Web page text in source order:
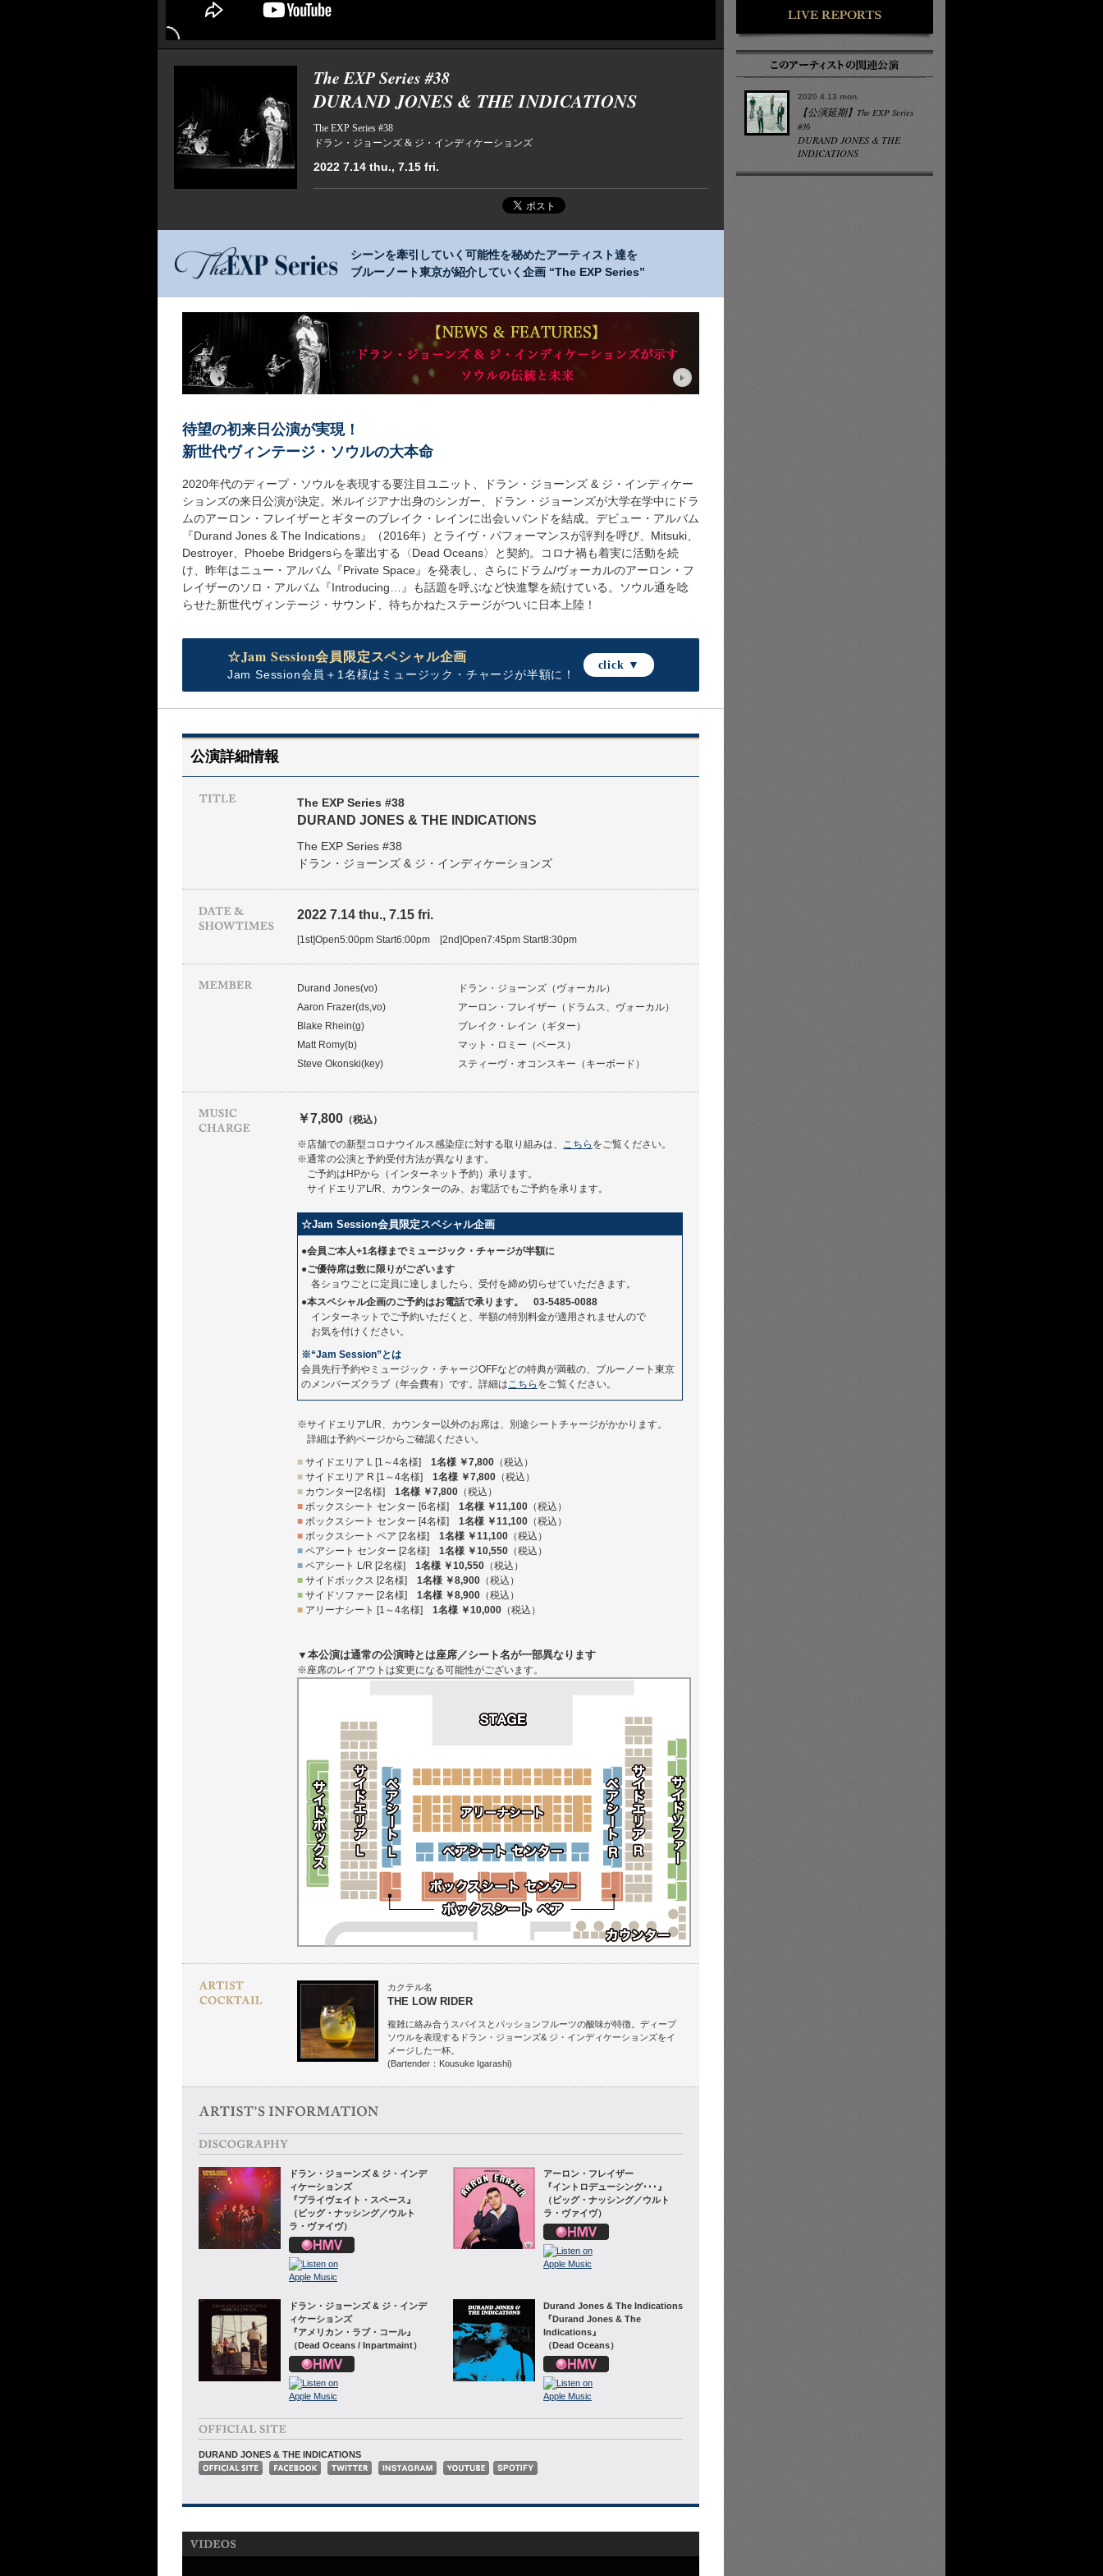
The EXP Series #38
DURAND JONES & THE INDICATIONS
The EXP Series #38
ドラン・ジョーンズ & ジ・インディケーションズ
2022 7.14 thu., 7.15 fri.
シーンを牽引していく可能性を秘めたアーティスト達を
ブルーノート東京が紹介していく企画 “The EXP Series”
待望の初来日公演が実現！
新世代ヴィンテージ・ソウルの大本命
2020年代のディープ・ソウルを表現する要注目ユニット、ドラン・ジョーンズ & ジ・インディケー
ションズの来日公演が決定。米ルイジアナ出身のシンガー、ドラン・ジョーンズが大学在学中にドラ
ムのアーロン・フレイザーとギターのブレイク・レインに出会いバンドを結成。デビュー・アルバム
『Durand Jones & The Indications』（2016年）とライヴ・パフォーマンスが評判を呼び、Mitsuki、
Destroyer、Phoebe Bridgersらを輩出する〈Dead Oceans〉と契約。コロナ禍も着実に活動を続
け、昨年はニュー・アルバム『Private Space』を発表し、さらにドラム/ヴォーカルのアーロン・フ
レイザーのソロ・アルバム『Introducing…』も話題を呼ぶなど快進撃を続けている。ソウル通を唸
らせた新世代ヴィンテージ・サウンド、待ちかねたステージがついに日本上陸！
☆Jam Session会員限定スペシャル企画
Jam Session会員＋1名様はミュージック・チャージが半額に！
click ▼
公演詳細情報
The EXP Series #38
DURAND JONES & THE INDICATIONS
The EXP Series #38
ドラン・ジョーンズ & ジ・インディケーションズ
2022 7.14 thu., 7.15 fri.
[1st]Open5:00pm Start6:00pm [2nd]Open7:45pm Start8:30pm
Durand Jones(vo)
ドラン・ジョーンズ（ヴォーカル）
Aaron Frazer(ds,vo)
アーロン・フレイザー（ドラムス、ヴォーカル）
Blake Rhein(g)
ブレイク・レイン（ギター）
Matt Romy(b)
マット・ロミー（ベース）
Steve Okonski(key)
スティーヴ・オコンスキー（キーボード）
￥7,800 （税込）
※店舗での新型コロナウイルス感染症に対する取り組みは、 こちら をご覧ください。
※通常の公演と予約受付方法が異なります。
ご予約はHPから（インターネット予約）承ります。
サイドエリアL/R、カウンターのみ、お電話でもご予約を承ります。
☆Jam Session会員限定スペシャル企画
●会員ご本人+1名様までミュージック・チャージが半額に
●ご優待席は数に限りがございます
各ショウごとに定員に達しましたら、受付を締め切らせていただきます。
●本スペシャル企画のご予約はお電話で承ります。 03-5485-0088
インターネットでご予約いただくと、半額の特別料金が適用されませんので
お気を付けください。
※“Jam Session”とは
会員先行予約やミュージック・チャージOFFなどの特典が満載の、ブルーノート東京
のメンバーズクラブ（年会費有）です。詳細はこちら をご覧ください。
※サイドエリアL/R、カウンター以外のお席は、別途シートチャージがかかります。
詳細は予約ページからご確認ください。
■ サイドエリア L [1～4名様] 1名様 ￥7,800 （税込）
■ サイドエリア R [1～4名様] 1名様 ￥7,800 （税込）
■ カウンター[2名様] 1名様 ￥7,800 （税込）
■ ボックスシート センター [6名様] 1名様 ￥11,100 （税込）
■ ボックスシート センター [4名様] 1名様 ￥11,100 （税込）
■ ボックスシート ペア [2名様] 1名様 ￥11,100 （税込）
■ ペアシート センター [2名様] 1名様 ￥10,550 （税込）
■ ペアシート L/R [2名様] 1名様 ￥10,550 （税込）
■ サイドボックス [2名様] 1名様 ￥8,900 （税込）
■ サイドソファー [2名様] 1名様 ￥8,900 （税込）
■ アリーナシート [1～4名様] 1名様 ￥10,000 （税込）
▼本公演は通常の公演時とは座席／シート名が一部異なります
※座席のレイアウトは変更になる可能性がございます。
カクテル名
THE LOW RIDER
複雑に絡み合うスパイスとパッションフルーツの酸味が特徴。ディープ
ソウルを表現するドラン・ジョーンズ& ジ・インディケーションズをイ
メージした一杯。
(Bartender：Kousuke Igarashi)
ドラン・ジョーンズ & ジ・インデ
ィケーションズ
『プライヴェイト・スペース』
（ビッグ・ナッシング／ウルト
ラ・ヴァイヴ）
アーロン・フレイザー
『イントロデューシング･･･』
（ビッグ・ナッシング／ウルト
ラ・ヴァイヴ）
ドラン・ジョーンズ & ジ・インデ
ィケーションズ
『アメリカン・ラブ・コール』
（Dead Oceans / Inpartmaint）
Durand Jones & The Indications
『Durand Jones & The
Indications』
（Dead Oceans）
DURAND JONES & THE INDICATIONS
2020 4.13 mon.
【公演延期】 The EXP Series
#36
DURAND JONES & THE
INDICATIONS